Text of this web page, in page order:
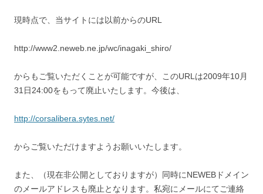
現時点で、当サイトには以前からのURL
http://www2.neweb.ne.jp/wc/inagaki_shiro/
からもご覧いただくことが可能ですが、このURLは2009年10月
31日24:00をもって廃止いたします。今後は、
http://corsalibera.sytes.net/
からご覧いただけますようお願いいたします。
また、（現在非公開としておりますが）同時にNEWEBドメイン
のメールアドレスも廃止となります。私宛にメールにてご連絡